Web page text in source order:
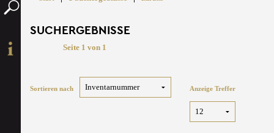
SUCHERGEBNISSE
Seite 1 von 1
Sortieren nach Anzeige Treffer